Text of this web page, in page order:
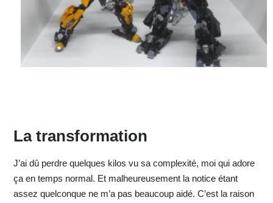
La transformation
J’ai dû perdre quelques kilos vu sa complexité, moi qui adore
ça en temps normal. Et malheureusement la notice étant
assez quelconque ne m’a pas beaucoup aidé. C’est la raison